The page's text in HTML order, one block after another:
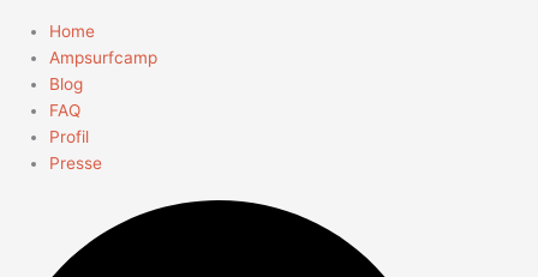
Home
Ampsurfcamp
Blog
FAQ
Profil
Presse